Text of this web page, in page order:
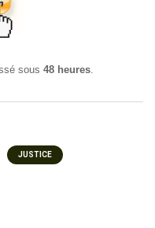
sous 48 heures.
JUSTICE